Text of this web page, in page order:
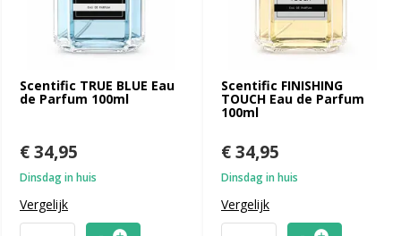
Scentific TRUE BLUE Eau
de Parfum 100ml
€ 34,95
Dinsdag in huis
Vergelijk
Scentific FINISHING
TOUCH Eau de Parfum
100ml
€ 34,95
Dinsdag in huis
Vergelijk